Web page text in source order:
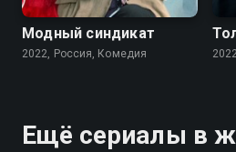
Модный синдикат
2022, Россия, Комедия
Ещё сериалы в